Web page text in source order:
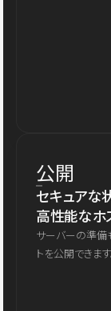
公開
セキュアな
高性能なホ
サーバーの準備
トを公開できます